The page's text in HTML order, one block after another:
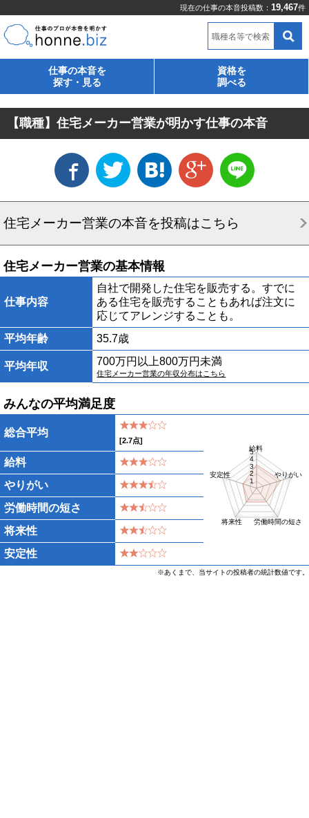
現在の仕事の本音投稿数： 19,467件
職種名等で検索
仕事の本音を
探す・見る
資格を
調べる
【職種】住宅メーカー営業が明かす仕事の本音
住宅メーカー営業の本音を投稿はこちら
住宅メーカー営業の基本情報
仕事内容
自社で開発した住宅を販売する。すでに
ある住宅を販売することもあれば注文に
応じてアレンジすることも。
平均年齢
35.7歳
平均年収 700万円以上800万円未満
住宅メーカー営業の年収分布はこちら
みんなの平均満足度
総合平均
[2.7点]
1
2
3
4
5
給料
やりがい
労働時間の短さ
将来性
安定性
給料
やりがい
労働時間の短さ
将来性
安定性
※あくまで、当サイトの投稿者の統計数値です。